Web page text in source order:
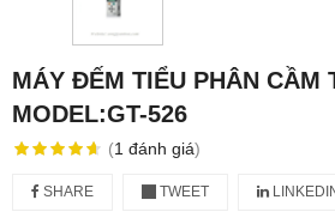
MÁY ĐẾM TIỂU PHÂN CẦM
MODEL:GT-526
(1 đánh giá)
SHARE TWEET